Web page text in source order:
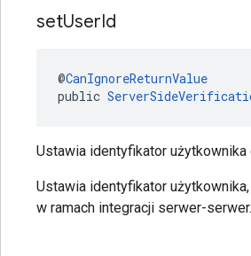
setUserId
@CanIgnoreReturnValue
public
Ustawia identyfikator
Ustawia identyfikator
w ramach integracji serwer-serwer.